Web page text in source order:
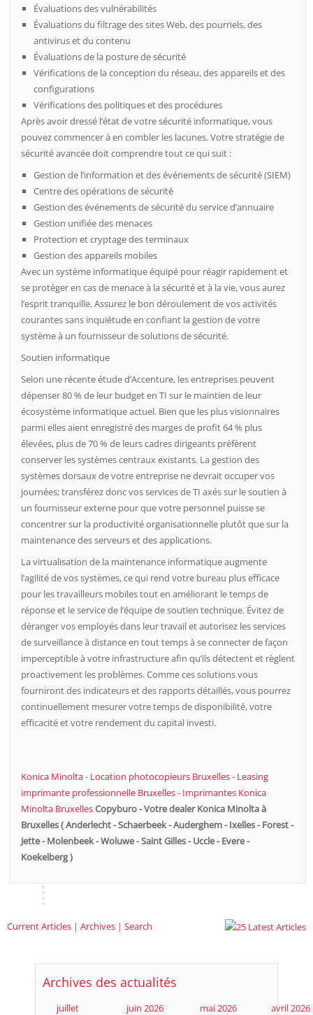
Évaluations des vulnérabilités
Évaluations du filtrage des sites Web, des pourriels, des
antivirus et du contenu
Évaluations de la posture de sécurité
Vérifications de la conception du réseau, des appareils et des
configurations
Vérifications des politiques et des procédures
Après avoir dressé l’état de votre sécurité informatique, vous
pouvez commencer à en combler les lacunes. Votre stratégie de
sécurité avancée doit comprendre tout ce qui suit :
Gestion de l’information et des événements de sécurité (SIEM)
Centre des opérations de sécurité
Gestion des événements de sécurité du service d’annuaire
Gestion unifiée des menaces
Protection et cryptage des terminaux
Gestion des appareils mobiles
Avec un système informatique équipé pour réagir rapidement et
se protéger en cas de menace à la sécurité et à la vie, vous aurez
l’esprit tranquille. Assurez le bon déroulement de vos activités
courantes sans inquiétude en confiant la gestion de votre
système à un fournisseur de solutions de sécurité.
Soutien informatique
Selon une récente étude d’Accenture, les entreprises peuvent
dépenser 80 % de leur budget en TI sur le maintien de leur
écosystème informatique actuel. Bien que les plus visionnaires
parmi elles aient enregistré des marges de profit 64 % plus
élevées, plus de 70 % de leurs cadres dirigeants préfèrent
conserver les systèmes centraux existants. La gestion des
systèmes dorsaux de votre entreprise ne devrait occuper vos
journées; transférez donc vos services de TI axés sur le soutien à
un fournisseur externe pour que votre personnel puisse se
concentrer sur la productivité organisationnelle plutôt que sur la
maintenance des serveurs et des applications.
La virtualisation de la maintenance informatique augmente
l’agilité de vos systèmes, ce qui rend votre bureau plus efficace
pour les travailleurs mobiles tout en améliorant le temps de
réponse et le service de l’équipe de soutien technique. Évitez de
déranger vos employés dans leur travail et autorisez les services
de surveillance à distance en tout temps à se connecter de façon
imperceptible à votre infrastructure afin qu’ils détectent et règlent
proactivement les problèmes. Comme ces solutions vous
fourniront des indicateurs et des rapports détaillés, vous pourrez
continuellement mesurer votre temps de disponibilité, votre
efficacité et votre rendement du capital investi.
Konica Minolta- Location photocopieurs Bruxelles- Leasing
imprimante professionnelle Bruxelles- Imprimantes Konica
Minolta BruxellesCopyburo - Votre dealer Konica Minolta à
Bruxelles ( Anderlecht - Schaerbeek - Auderghem - Ixelles - Forest -
Jette - Molenbeek - Woluwe - Saint Gilles - Uccle - Evere -
Koekelberg )
Current Articles | Archives | Search
Archives des actualités
juillet juin 2026 mai 2026 avril 2026